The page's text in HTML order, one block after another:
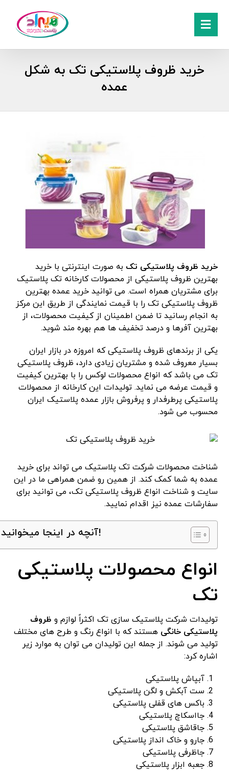
خرید ظروف پلاستیکی تک به شکل
عمده
خرید ظروف پلاستیکی تک به صورت اینترنتی با خرید
بهترین ظروف پلاستیکی از محصولات کارخانه تک پلاستیک
برای مشتریان همراه است. می توانید خرید عمده بهترین
ظروف پلاستیکی تک را با قیمت نمایندگی از طریق این مرکز
به انجام رسانید تا ضمن اطمینان از کیفیت محصولات، از
بهترین آفرها و درصد تخفیف ها هم بهره مند شوید.
یکی از برندهای ظروف پلاستیکی که امروزه در بازار ایران
بسیار معروف شده و مشتریان زیادی دارد، ظروف پلاستیکی
تک می باشد که انواع محصولات لوکس را با بهترین کیفیت
و قیمت عرضه می نماید. تولیدات این کارخانه از محصولات
پلاستیکی پرطرفدار و پرفروش بازار عمده پلاستیک ایران
محسوب می شود.
شناخت محصولات شرکت تک پلاستیک می تواند برای خرید
عمده به شما کمک کند. از همین رو ضمن همراهی ما در این
سایت و شناخت انواع ظروف پلاستیکی تک، می توانید برای
سفارشات عمده نیز اقدام نمایید.
آنچه در اینجا میخوانید!
انواع محصولات پلاستیکی
تک
تولیدات شرکت پلاستیک سازی تک اکثراً لوازم و ظروف
پلاستیکی خانگی هستند که با انواع رنگ و طرح های مختلف
تولید می شوند. از جمله این تولیدان می توان به موارد زیر
اشاره کرد:
آبپاش پلاستیکی
ست آبکش و لگن پلاستیکی
باکس های قفلی پلاستیکی
جااسکاچ پلاستیکی
جاقاشق پلاستیکی
جارو و خاک انداز پلاستیکی
جاظرفی پلاستیکی
جعبه ابزار پلاستیکی